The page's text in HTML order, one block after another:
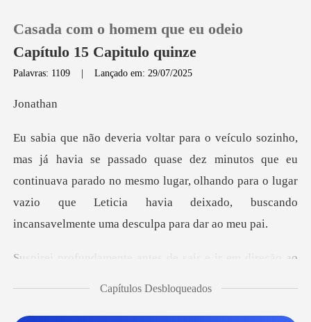
Loja
Histórico
Sair
Casada com o homem que eu odeio
Capítulo 15 Capitulo quinze
Palavras: 1109 |Lançado em: 29/07/2025
ath
e dez minutos que eu
continuava parado no mesmo lugar, olhando para o lugar
vazio qu
de sair e ir em direção ao
Capítulos Desbloqueados